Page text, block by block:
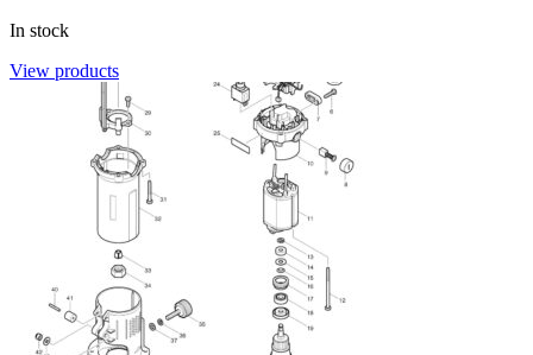
In stock
View products